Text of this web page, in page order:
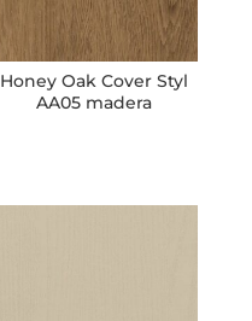
Honey Oak Cover Styl
AA05 madera